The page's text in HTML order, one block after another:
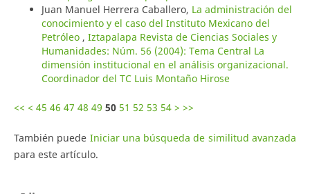
Juan Manuel Herrera Caballero, La administración del
conocimiento y el caso del Instituto Mexicano del
Petróleo , Iztapalapa Revista de Ciencias Sociales y
Humanidades: Núm. 56 (2004): Tema Central La
dimensión institucional en el análisis organizacional.
Coordinador del TC Luis Montaño Hirose
<< < 45 46 47 48 49 50 51 52 53 54 > >>
También puede Iniciar una búsqueda de similitud avanzada
para este artículo.